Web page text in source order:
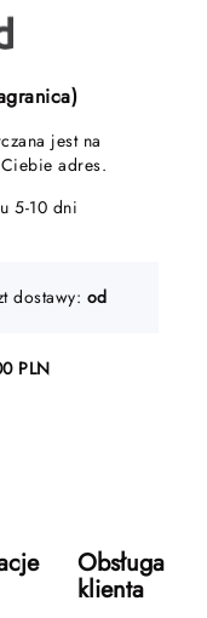
jest na
adres.
5-10 dni
dostawy: od
PLN
Obsługa
klienta